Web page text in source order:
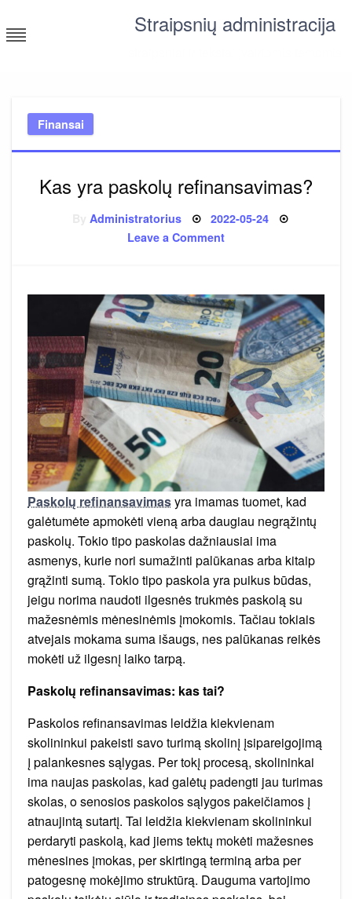
to
content
Straipsnių administracija
Finansai
Kas yra paskolų refinansavimas?
Administratorius Posted
2022-05-24
Leave a Commenton
Paskolų refinansavimasyra imamas tuomet, kad
galėtumėte apmokėti vieną arba daugiau negrąžintų
paskolų. Tokio tipo paskolas dažniausiai ima
asmenys, kurie nori sumažinti palūkanas arba kitaip
grąžinti sumą. Tokio tipo paskola yra puikus būdas,
jeigu norima naudoti ilgesnės trukmės paskolą su
mažesnėmis mėnesinėmis įmokomis. Tačiau tokiais
atvejais mokama suma išaugs, nes palūkanas reikės
mokėti už ilgesnį laiko tarpą.
Paskolų refinansavimas: kas tai?
Paskolos refinansavimas leidžia kiekvienam
skolininkui pakeisti savo turimą skolinį įsipareigojimą
į palankesnes sąlygas. Per tokį procesą, skolininkai
ima naujas paskolas, kad galėtų padengti jau turimas
skolas, o senosios paskolos sąlygos pakeičiamos į
atnaujintą sutartį. Tai leidžia kiekvienam skolininkui
perdaryti paskolą, kad jiems tektų mokėti mažesnes
mėnesines įmokas, per skirtingą terminą arba per
patogesnę mokėjimo struktūrą. Dauguma vartojimo